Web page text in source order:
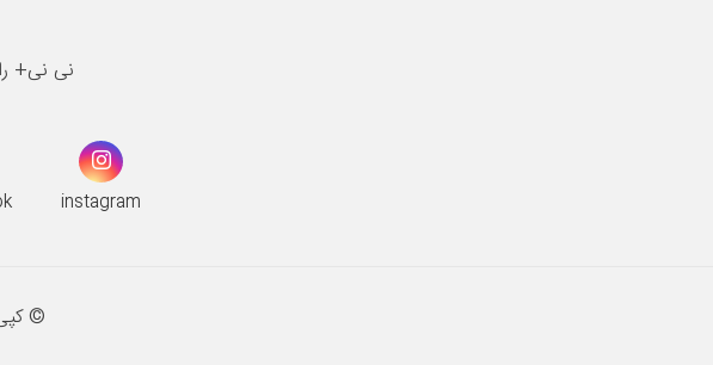
نی نی+
instagram
©